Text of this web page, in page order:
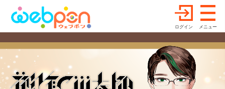
ログイン メニュー